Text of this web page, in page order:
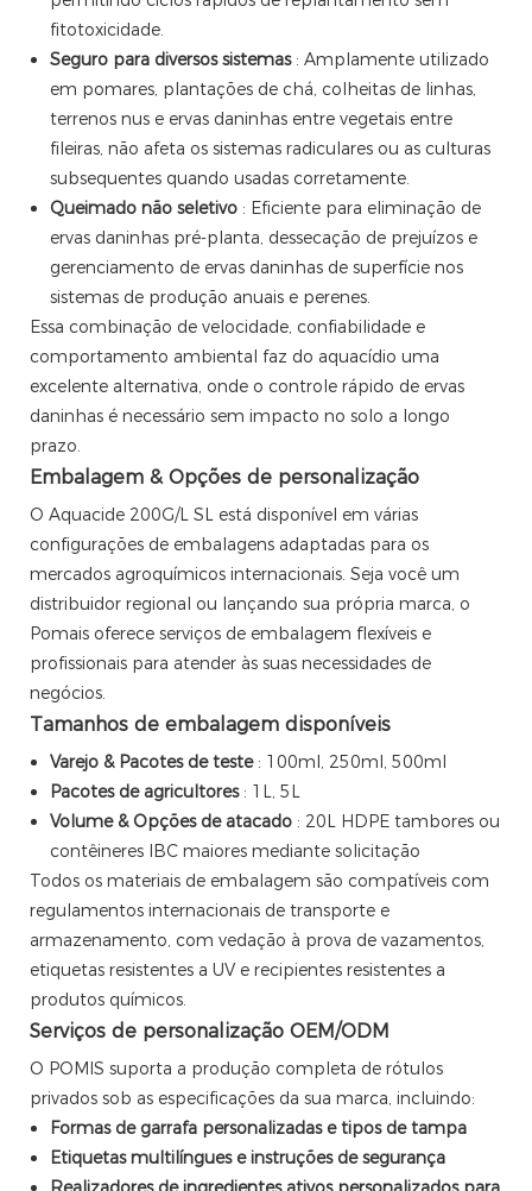
fitotoxicidade.
Seguro para diversos sistemas : Amplamente utilizado
em pomares, plantações de chá, colheitas de linhas,
terrenos nus e ervas daninhas entre vegetais entre
fileiras, não afeta os sistemas radiculares ou as culturas
subsequentes quando usadas corretamente.
Queimado não seletivo : Eficiente para eliminação de
ervas daninhas pré-planta, dessecação de prejuízos e
gerenciamento de ervas daninhas de superfície nos
sistemas de produção anuais e perenes.
Essa combinação de velocidade, confiabilidade e
comportamento ambiental faz do aquacídio uma
excelente alternativa, onde o controle rápido de ervas
daninhas é necessário sem impacto no solo a longo
prazo.
Embalagem & Opções de personalização
O Aquacide 200G/L SL está disponível em várias
configurações de embalagens adaptadas para os
mercados agroquímicos internacionais. Seja você um
distribuidor regional ou lançando sua própria marca, o
Pomais oferece serviços de embalagem flexíveis e
profissionais para atender às suas necessidades de
negócios.
Tamanhos de embalagem disponíveis
Varejo & Pacotes de teste : 100ml, 250ml, 500ml
Pacotes de agricultores : 1L, 5L
Volume & Opções de atacado : 20L HDPE tambores ou
contêineres IBC maiores mediante solicitação
Todos os materiais de embalagem são compatíveis com
regulamentos internacionais de transporte e
armazenamento, com vedação à prova de vazamentos,
etiquetas resistentes a UV e recipientes resistentes a
produtos químicos.
Serviços de personalização OEM/ODM
O POMIS suporta a produção completa de rótulos
privados sob as especificações da sua marca, incluindo:
Formas de garrafa personalizadas e tipos de tampa
Etiquetas multilíngues e instruções de segurança